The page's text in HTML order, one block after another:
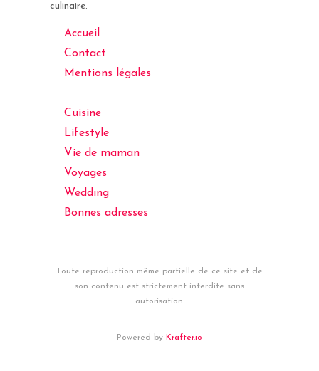
culinaire.
Accueil
Contact
Mentions légales
Cuisine
Lifestyle
Vie de maman
Voyages
Wedding
Bonnes adresses
Toute reproduction même partielle de ce site et de
son contenu est strictement interdite sans
autorisation.
Powered by Krafter.io